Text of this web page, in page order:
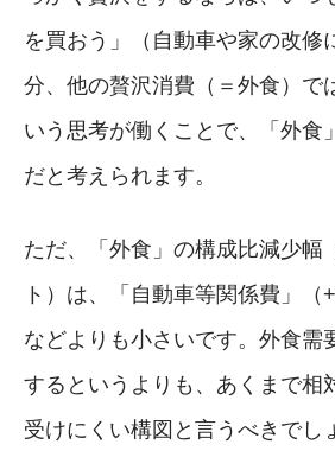
を買おう」（自動車や家の改修
分、他の贅沢消費（＝外食）で
いう思考が働くことで、「外食
だと考えられます。
ただ、「外食」の構成比減少幅
ト）は、「自動車等関係費」（
などよりも小さいです。外食需
するというよりも、あくまで相
受けにくい構図と言うべきでし